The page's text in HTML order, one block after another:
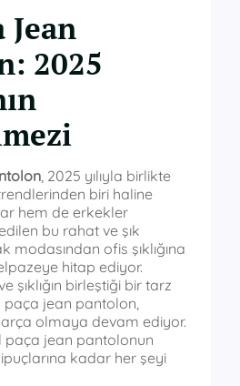
Jean
2025
, 2025 yılıyla birlikte
biri haline
hem de erkekler
bu rahat ve şık
ofis şıklığına
hitap ediyor.
şıklığın birleştiği bir tarz
jean pantolon,
olmaya devam ediyor.
paça jean pantolonun
kadar her şeyi